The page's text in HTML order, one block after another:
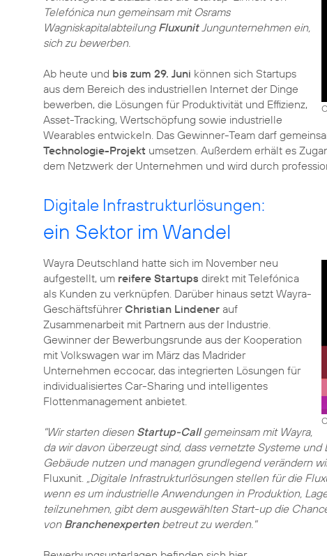
Telefónica nun gemeinsam mit Osrams
Wagniskapitalabteilung FluxunitJungunternehmen ein,
sich zu bewerben.
Ab heute und bis zum 29. Juni können sich Startups
aus dem Bereich des industriellen Internet der Dinge
bewerben, die Lösungen für Produktivität und Effizienz,
Asset-Tracking, Wertschöpfung sowie industrielle
Wearables entwickeln. Das Gewinner-Team darf
Technologie-Projekt umsetzen. Außerdem erhält es
dem Netzwerk der Unternehmen und wird durch
Digitale Infrastrukturlösungen:
ein Sektor im Wandel
Wayra Deutschland hatte sich im November neu
aufgestellt, um reifere Startups direkt mit Telefónica
als Kunden zu verknüpfen. Darüber hinaus setzt Wayra-
GeschäftsführerChristian Lindener auf
Zusammenarbeit mit Partnern aus der Industrie.
Gewinner der Bewerbungsrunde aus der Kooperation
mit Volkswagen war im März das Madrider
Unternehmen eccocar, das integrierten Lösungen für
individualisiertes Car-Sharing und intelligentes
Flottenmanagement anbietet.
"Wir starten diesen Startup-Callgemeinsam mit Wayra,
da wir davon überzeugt sind, dass vernetzte Systeme
Gebäude nutzen und managen grundlegend verändern
Fluxunit. „Digitale Infrastrukturlösungen stellen für die
wenn es um industrielle Anwendungen in Produktion,
teilzunehmen, gibt dem ausgewählten Start-up die
von Branchenexperten betreut zu werden."